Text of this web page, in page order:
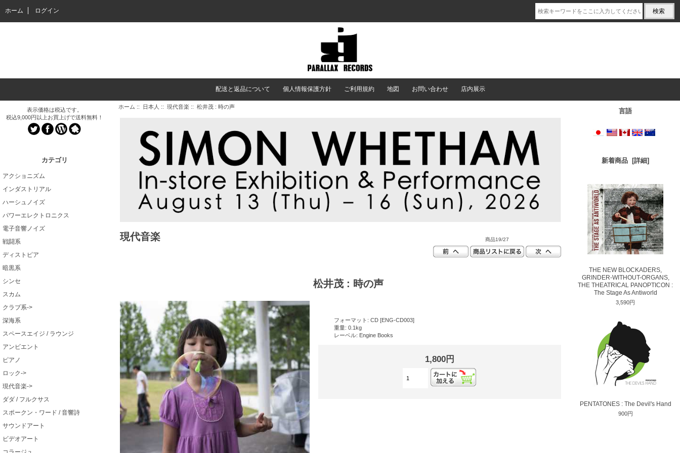
ホーム ログイン
配送と返品について 個人情報保護方針 ご利用規約 地図 お問い合わせ 店内展示
表示価格は税込です。
税込9,000円以上お買上げで送料無料！
カテゴリ
アクショニズム
インダストリアル
ハーシュノイズ
パワーエレクトロニクス
電子音響ノイズ
戦闘系
ディストピア
暗黒系
シンセ
スカム
クラブ系->
深海系
スペースエイジ / ラウンジ
アンビエント
ピアノ
ロック->
現代音楽->
ダダ / フルクサス
スポークン・ワード / 音響詩
サウンドアート
ビデオアート
ホーム :: 日本人 :: 現代音楽 :: 松井茂 : 時の声
現代音楽 商品19/27
松井茂 : 時の声
フォーマット: CD [ENG-CD003]
重量: 0.1kg
レーベル: Engine Books
1,800円
言語
新着商品 [詳細]
THE NEW BLOCKADERS,
GRINDER-WITHOUT-ORGANS,
THE THEATRICAL PANOPTICON :
The Stage As Antiworld
3,590円
PENTATONES : The Devil's Hand
900円